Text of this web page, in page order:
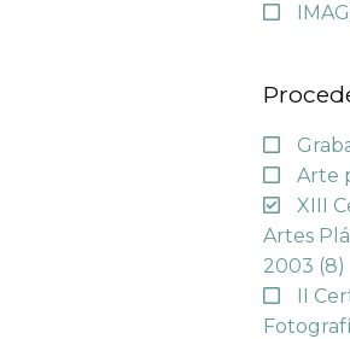
Arte
XIII
Artes
2003 (8)
II